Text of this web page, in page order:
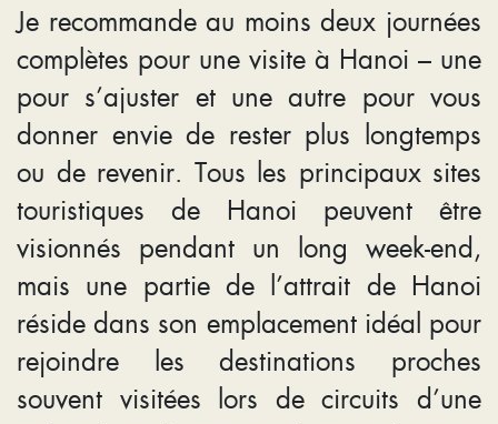
Je recommande au moins deux journées
complètes pour une visite à Hanoi – une
pour s’ajuster et une autre pour vous
donner envie de rester plus longtemps
ou de revenir. Tous les principaux sites
touristiques de Hanoi peuvent être
visionnés pendant un long week-end,
mais une partie de l’attrait de Hanoi
réside dans son emplacement idéal pour
rejoindre les destinations proches
souvent visitées lors de circuits d’une